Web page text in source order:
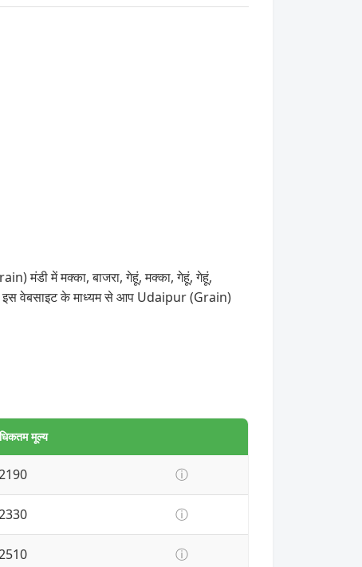
मंडी में मक्का, बाजरा, गेहूं, मक्का, गेहूं, गेहूं,
इस वेबसाइट के माध्यम से आप Udaipur (Grain)
मूल्य
ⓘ
ⓘ
ⓘ